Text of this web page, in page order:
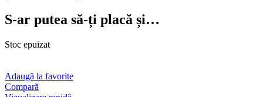
S-ar putea să-ți placă și…
Stoc epuizat
Adaugă la favorite
Compară